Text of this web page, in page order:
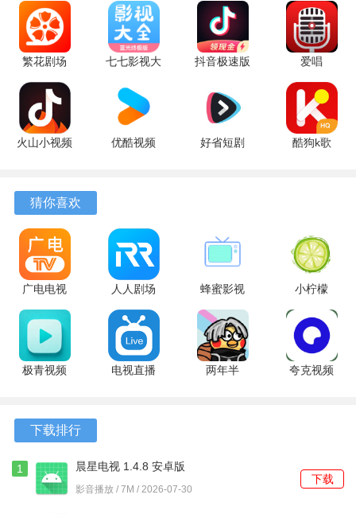
软件功能
1、提供详细的音效均衡器预设，不仅有通用模式，还包含针
对不同品牌车型音响特点的专用优化方案。
2、播放历史与收藏夹内容支持云端同步，在车机上收藏的歌
曲，在手机端应用上可以继续查看和播放。
过调整，适合在行车途中快速一瞥。
4、允许用户自定义常用功能的快捷入口，可以将最需要的操
作按钮固定到主屏幕的醒目位置。
使用教程
1、车辆启动后，djuu车机版通常会自动在中控屏启动，主界
面会显示每日推荐、我的收藏等卡片。
2、若想使用语音点歌，短按方向盘上的语音键或说出唤醒
3、进入我的音乐板块，可以看到本地歌曲和U盘音乐两个分
4、在任意歌曲播放界面，长按歌曲封面区域，会弹出菜单，
繁花剧场
2.27.3 最新
版
七七影视大
抖音极速版
39.8.0 安卓
版
爱唱
8.6.6.2 最
新版
火山小视频
版
优酷视频
好省短剧
酷狗k歌
猜你喜欢
广电电视
TV版 1.9.9
最新版
人人剧场
1.2.4 最新
版
蜂蜜影视
TV 4.1.7 安
卓版
小柠檬
2.0.9 安卓
版
极青视频
电视直播
两年半
夸克视频
下载排行
1 晨星电视 1.4.8 安卓版
影音播放 / 7M / 2026-07-30
下载